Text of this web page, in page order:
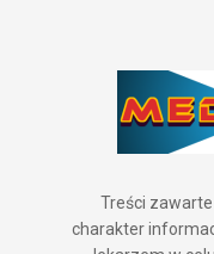
Treści
charakter